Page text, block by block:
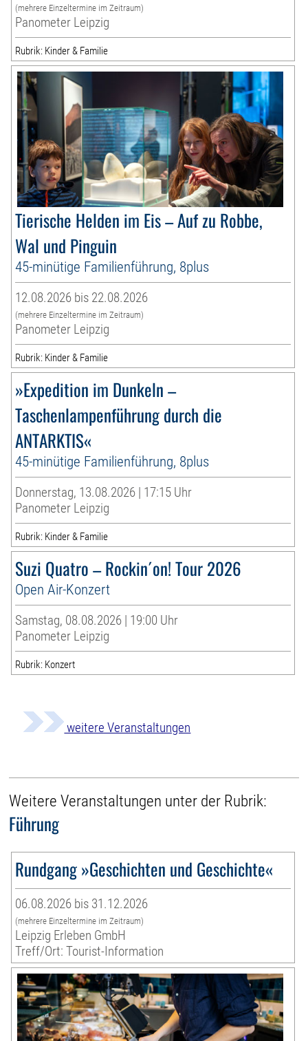
(mehrere Einzeltermine im Zeitraum)
Panometer Leipzig
Rubrik: Kinder & Familie
Tierische Helden im Eis – Auf zu Robbe,
Wal und Pinguin
45-minütige Familienführung, 8plus
12.08.2026 bis 22.08.2026
(mehrere Einzeltermine im Zeitraum)
Panometer Leipzig
Rubrik: Kinder & Familie
»Expedition im Dunkeln –
Taschenlampenführung durch die
ANTARKTIS«
45-minütige Familienführung, 8plus
Donnerstag, 13.08.2026 | 17:15 Uhr
Panometer Leipzig
Rubrik: Kinder & Familie
Suzi Quatro – Rockin´on! Tour 2026
Open Air-Konzert
Samstag, 08.08.2026 | 19:00 Uhr
Panometer Leipzig
Rubrik: Konzert
weitere Veranstaltungen
Weitere Veranstaltungen unter der Rubrik:
Führung
Rundgang »Geschichten und Geschichte«
06.08.2026 bis 31.12.2026
(mehrere Einzeltermine im Zeitraum)
Leipzig Erleben GmbH
Treff/Ort: Tourist-Information